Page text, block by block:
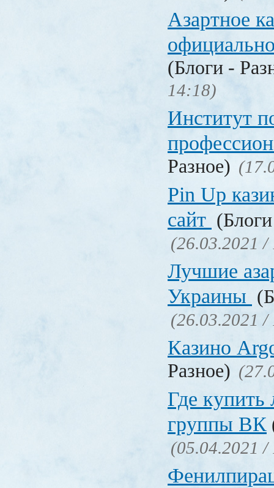
Азартное
(Блоги -
14:18)
Институт
Разное)
Pin Up
сайт
(26.03.2021 /
Лучшие
Украины
(26.03.2021 /
Казино
Разное)
Где купить
группы ВК
(05.04.2021 /